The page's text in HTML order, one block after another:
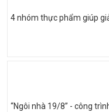
4 nhóm thực phẩm giúp
“Ngôi nhà 19/8” - công